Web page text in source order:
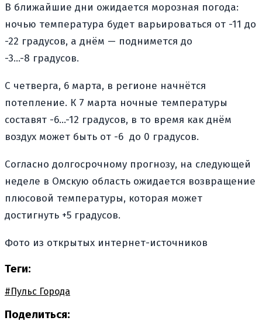
В ближайшие дни ожидается морозная погода:
ночью температура будет варьироваться от -11 до
-22 градусов, а днём — поднимется до
-3…-8 градусов.
С четверга, 6 марта, в регионе начнётся
потепление. К 7 марта ночные температуры
составят -6…-12 градусов, в то время как днём
воздух может быть от -6 до 0 градусов.
Согласно долгосрочному прогнозу, на следующей
неделе в Омскую область ожидается возвращение
плюсовой температуры, которая может
достигнуть +5 градусов.
Фото из открытых интернет-источников
Теги:
#Пульс Города
Поделиться: